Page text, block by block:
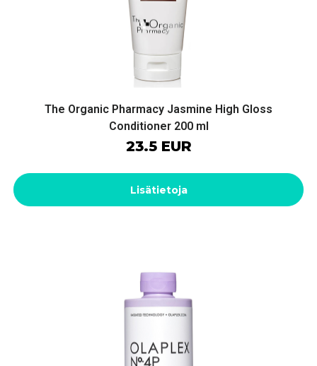
The Organic Pharmacy Jasmine High Gloss
Conditioner 200 ml
23.5 EUR
Lisätietoja